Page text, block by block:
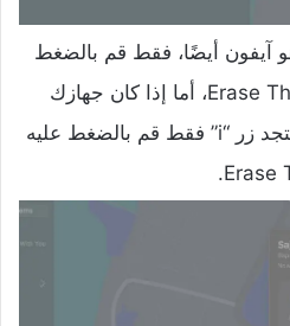
آيفون أيضًا، فقط قم بالضغط
على اختيار Erase This Device، أما إذا كان جهازك
الآخر Mac أو iPad ستجد زر “i” فقط قم بالضغط عليه